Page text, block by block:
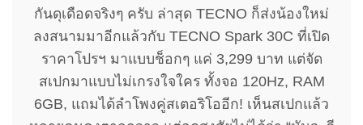
กันดุเดือดจริงๆ ครับ ล่าสุด TECNO ก็ส่งน้องใหม่
ลงสนามมาอีกแล้วกับ TECNO Spark 30C ที่เปิด
ราคาโปรฯ มาแบบช็อกๆ แค่ 3,299 บาท แต่จัด
สเปกมาแบบไม่เกรงใจใคร ทั้งจอ 120Hz, RAM
6GB, แถมได้ลำโพงคู่สเตอริโออีก! เห็นสเปกแล้ว